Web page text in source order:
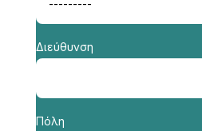
Διεύθυνση
Πόλη